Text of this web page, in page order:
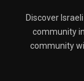
Discover
community
community